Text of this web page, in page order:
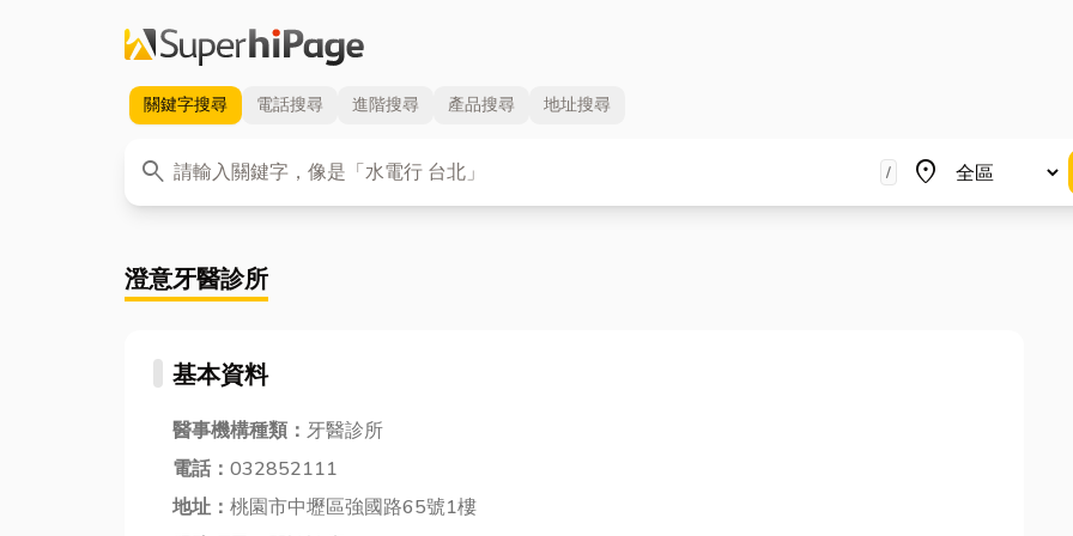
關鍵字搜尋 電話搜尋 進階搜尋 產品搜尋 地址搜尋
search
關鍵字 / place
地區
澄意牙醫診所
基本資料
醫事機構種類： 牙醫診所
電話： 032852111
地址： 桃園市中壢區強國路65號1樓